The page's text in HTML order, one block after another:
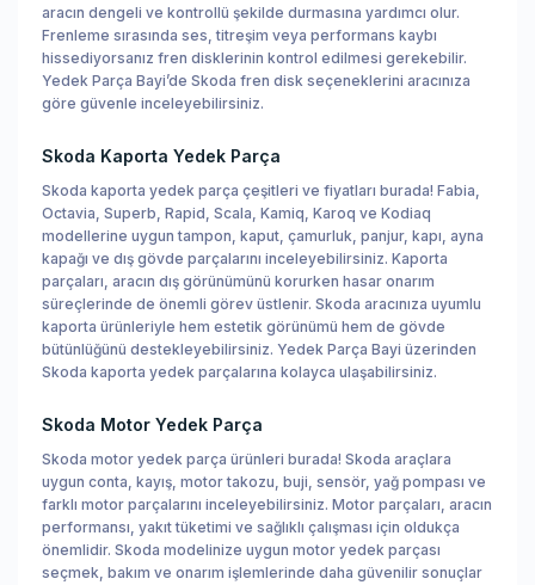
aracın dengeli ve kontrollü şekilde durmasına yardımcı olur.
Frenleme sırasında ses, titreşim veya performans kaybı
hissediyorsanız fren disklerinin kontrol edilmesi gerekebilir.
Yedek Parça Bayi’de Skoda fren disk seçeneklerini aracınıza
göre güvenle inceleyebilirsiniz.
Skoda Kaporta Yedek Parça
Skoda kaporta yedek parça çeşitleri ve fiyatları burada! Fabia,
Octavia, Superb, Rapid, Scala, Kamiq, Karoq ve Kodiaq
modellerine uygun tampon, kaput, çamurluk, panjur, kapı, ayna
kapağı ve dış gövde parçalarını inceleyebilirsiniz. Kaporta
parçaları, aracın dış görünümünü korurken hasar onarım
süreçlerinde de önemli görev üstlenir. Skoda aracınıza uyumlu
kaporta ürünleriyle hem estetik görünümü hem de gövde
bütünlüğünü destekleyebilirsiniz. Yedek Parça Bayi üzerinden
Skoda kaporta yedek parçalarına kolayca ulaşabilirsiniz.
Skoda Motor Yedek Parça
Skoda motor yedek parça ürünleri burada! Skoda araçlara
uygun conta, kayış, motor takozu, buji, sensör, yağ pompası ve
farklı motor parçalarını inceleyebilirsiniz. Motor parçaları, aracın
performansı, yakıt tüketimi ve sağlıklı çalışması için oldukça
önemlidir. Skoda modelinize uygun motor yedek parçası
seçmek, bakım ve onarım işlemlerinde daha güvenilir sonuçlar